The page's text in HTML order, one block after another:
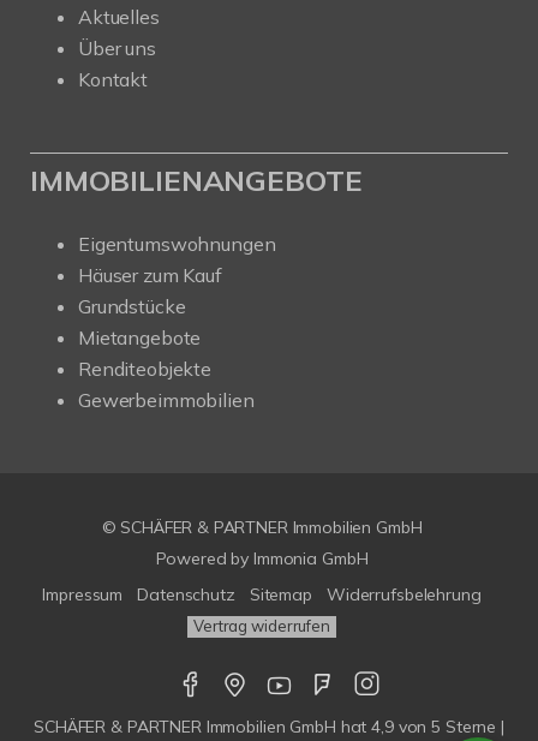
Aktuelles
Über uns
Kontakt
IMMOBILIENANGEBOTE
Eigentumswohnungen
Häuser zum Kauf
Grundstücke
Mietangebote
Renditeobjekte
Gewerbeimmobilien
© SCHÄFER & PARTNER Immobilien GmbH
Powered by Immonia GmbH
Impressum
Datenschutz Sitemap Widerrufsbelehrung
Vertrag widerrufen
SCHÄFER & PARTNER Immobilien GmbH hat4,9von5 Sterne |